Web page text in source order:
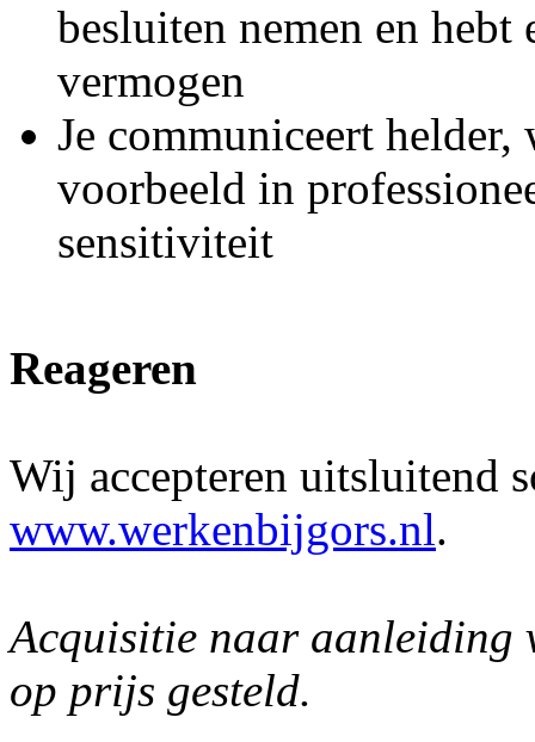
besluiten nemen en
vermogen
Je communiceert helder,
voorbeeld in
sensitiviteit
Reageren
Wij accepteren uitsluitend
www.werkenbijgors.nl.
Acquisitie naar aanleiding
op prijs gesteld.